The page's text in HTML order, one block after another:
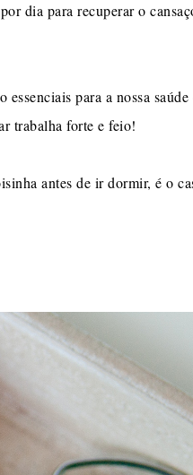
dia para recuperar o
para a nossa
trabalha forte e feio!
antes de ir dormir, é o